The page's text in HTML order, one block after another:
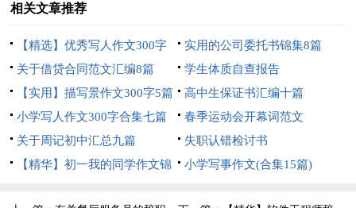
相关文章推荐
【精选】优秀写人作文300字
汇编6篇
实用的公司委托书锦集8篇
关于借贷合同范文汇编8篇
学生体质自查报告
【实用】描写景作文300字5篇
高中生保证书汇编十篇
小学写人作文300字合集七篇
春季运动会开幕词范文
关于周记初中汇总九篇
失职认错检讨书
【精华】初一我的同学作文锦
小学写事作文(合集15篇)